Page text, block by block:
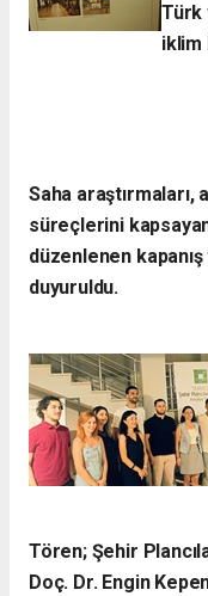
Türk
iklim
Saha
süreçlerini
düzenlenen
duyuruldu.
Tören; Şehir
Doç. Dr. Engin